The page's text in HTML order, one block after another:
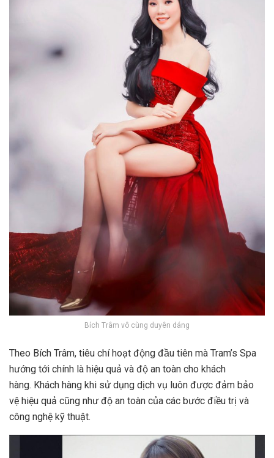
Bích Trâm vô cùng duyên dáng
Theo Bích Trâm, tiêu chí hoạt động đầu tiên mà Tram’s Spa
hướng tới chính là hiệu quả và độ an toàn cho khách
hàng. Khách hàng khi sử dụng dịch vụ luôn được đảm bảo
vệ hiệu quả cũng như độ an toàn của các bước điều trị và
công nghệ kỹ thuật.